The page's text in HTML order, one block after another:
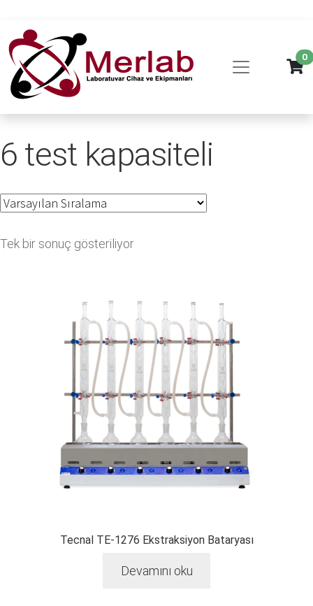
0
6 test kapasiteli
Tek bir sonuç gösteriliyor
Tecnal TE-1276 Ekstraksiyon Bataryası
Devamını oku